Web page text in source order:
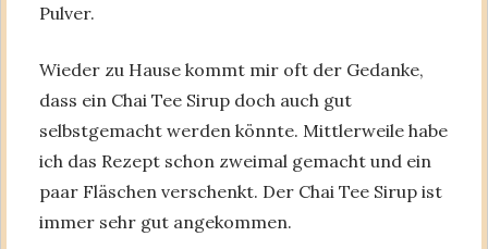
Pulver.
Wieder zu Hause kommt mir oft der Gedanke,
dass ein Chai Tee Sirup doch auch gut
selbstgemacht werden könnte. Mittlerweile habe
ich das Rezept schon zweimal gemacht und ein
paar Fläschen verschenkt. Der Chai Tee Sirup ist
immer sehr gut angekommen.